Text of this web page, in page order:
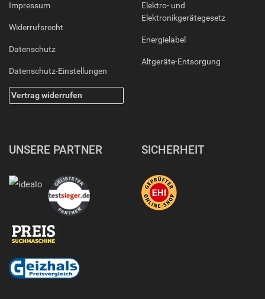
Impressum
Widerrufsrecht
Datenschutz
Datenschutz-Einstellungen
Vertrag widerrufen
Elektro- und
Elektronikgerätegesetz
Energielabel
Altgeräte-Entsorgung
UNSERE PARTNER SICHERHEIT